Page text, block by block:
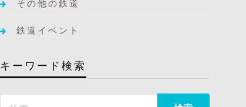
その他の鉄道
鉄道イベント
キーワード検索